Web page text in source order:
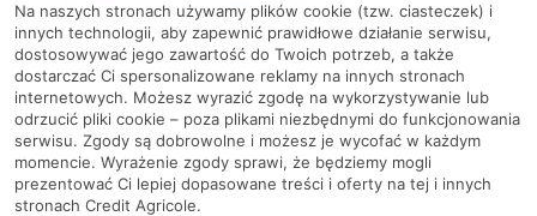
Tarnowskie Góry, Strzelecka 5
Tarnowskie Góry, ul. Krakowska 3
Tarnowskie Góry, ul. Krakowska 3
Tarnowskie Góry, Wiktora Sojki 2
Na naszych stronach używamy plików cookie (tzw. ciasteczek) i
innych technologii, aby zapewnić prawidłowe działanie serwisu,
dostosowywać jego zawartość do Twoich potrzeb, a także
dostarczać Ci spersonalizowane reklamy na innych stronach
internetowych. Możesz wyrazić zgodę na wykorzystywanie lub
odrzucić pliki cookie – poza plikami niezbędnymi do funkcjonowania
serwisu. Zgody są dobrowolne i możesz je wycofać w każdym
momencie. Wyrażenie zgody sprawi, że będziemy mogli
prezentować Ci lepiej dopasowane treści i oferty na tej i innych
stronach Credit Agricole.